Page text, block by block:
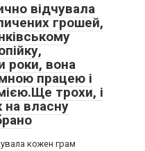
відчувала
грошей,
роки, вона
працею і
трохи, і
на власну
кожен грам